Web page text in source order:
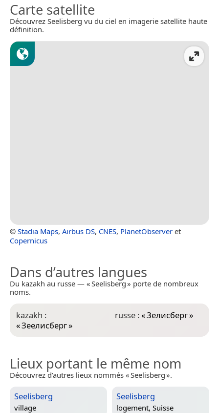
Carte satellite
Découvrez Seelisberg vu du ciel en imagerie satellite haute
définition.
© Stadia Maps, Airbus DS, CNES, PlanetObserver et
Copernicus
Dans d’autres langues
Du kazakh au russe — « Seelisberg » porte de nombreux
noms.
kazakh :
«Зеелисберг»
russe :«Зелисберг»
Lieux portant le même nom
Découvrez d’autres lieux nommés « Seelisberg ».
Seelisberg
village
Seelisberg
logement, Suisse